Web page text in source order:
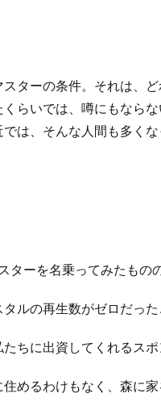
スターの条件。それは、
らいでは、噂にもなら
は、そんな人間も多く
ーを名乗ってみたもの
ルの再生数がゼロだった
ちに出資してくれるスポ
めるわけもなく、森に